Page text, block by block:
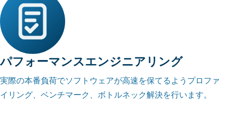
パフォーマンスエンジニアリング
実際の本番負荷でソフトウェアが高速を保てるようプロファ
イリング、ベンチマーク、ボトルネック解決を行います。